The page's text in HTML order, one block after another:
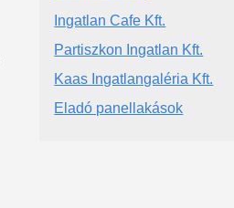
Ingatlan Cafe Kft.
Partiszkon Ingatlan Kft.
Kaas Ingatlangaléria Kft.
Eladó panellakások